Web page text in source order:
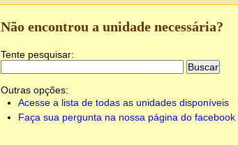
Não encontrou a unidade necessária?
Tente pesquisar:
Outras opções:
Acesse a lista de todas as unidades disponíveis
Faça sua pergunta na nossa página do facebook